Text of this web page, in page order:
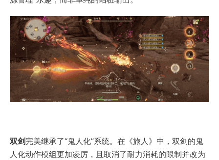
双剑 完美继承了“鬼人化”系统。在《旅人》中，双剑的鬼
人化动作模组更加凌厉，且取消了耐力消耗的限制并改为